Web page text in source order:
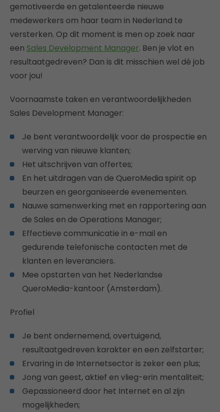
gemotiveerde en getalenteerde nieuwe
medewerkers om haar team in Nederland te
versterken. Op dit moment is men op zoek naar
een Sales Development Manager. Ben je vlot en
resultaatgedreven? Dan is dit misschien wel dé job
voor jou!
Voornaamste taken en verantwoordelijkheden
Sales Development Manager:
Je bent verantwoordelijk voor de prospectie en
werving van nieuwe klanten;
Het uitschrijven van offertes;
En het uitdragen van de QueroMedia spirit op
beurzen en georganiseerde evenementen.
Nauwe samenwerking met en rapportering aan
de Sales en de Operations Manager;
Effectieve communicatie in e-mail en
gedurende telefonische contacten met de
klanten en leveranciers.
Mee opstarten van het Nederlandse
QueroMedia-kantoor (Amsterdam).
Profiel
Je bent ondernemend, overtuigend,
resultaatgedreven karakter en een zelfstarter;
Ervaring in de Internetsector is zeker een plus;
Jong van geest, aktief en vlieg-erin mentaliteit;
Gepassioneerd door het Internet en al zijn
mogelijkheden;